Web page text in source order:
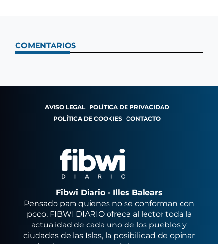
COMENTARIOS
AVISO LEGAL POLÍTICA DE PRIVACIDAD
POLÍTICA DE COOKIES CONTACTO
Fibwi Diario - Illes Balears
Pensado para quienes no se conforman con
poco, FIBWI DIARIO ofrece al lector toda la
actualidad de cada uno de los pueblos y
ciudades de las Islas, la posibilidad de opinar